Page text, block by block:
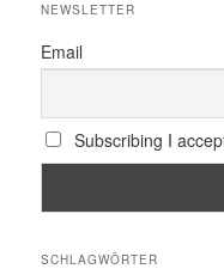
NEWSLETTER
Email
Subscribing I
SCHLAGWÖRTER